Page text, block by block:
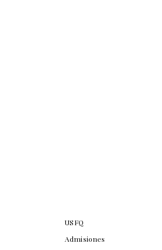
USFQ
Admisiones